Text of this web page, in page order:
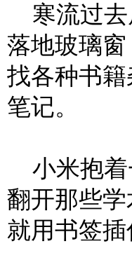
寒流过去
落地玻璃
找各种书籍
笔记。
小米抱着
翻开那些学
就用书签